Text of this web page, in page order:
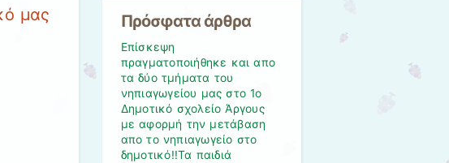
μας
Πρόσφατα άρθρα
Επίσκεψη
πραγματοποιήθηκε και απο
τα δύο τμήματα του
νηπιαγωγείου μας στο 1ο
Δημοτικό σχολείο Άργους
με αφορμή την μετάβαση
απο το νηπιαγωγείο στο
δημοτικό!!Τα παιδιά